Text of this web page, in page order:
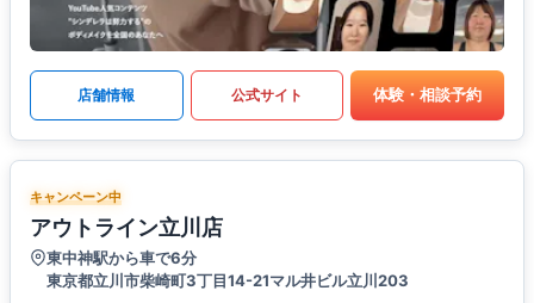
店舗情報 公式サイト 体験・相談予約
キャンペーン中
アウトライン立川店
東中神駅から車で6分
東京都立川市柴崎町3丁目14-21マル井ビル立川203